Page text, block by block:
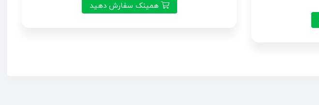
همینک سفارش دهید